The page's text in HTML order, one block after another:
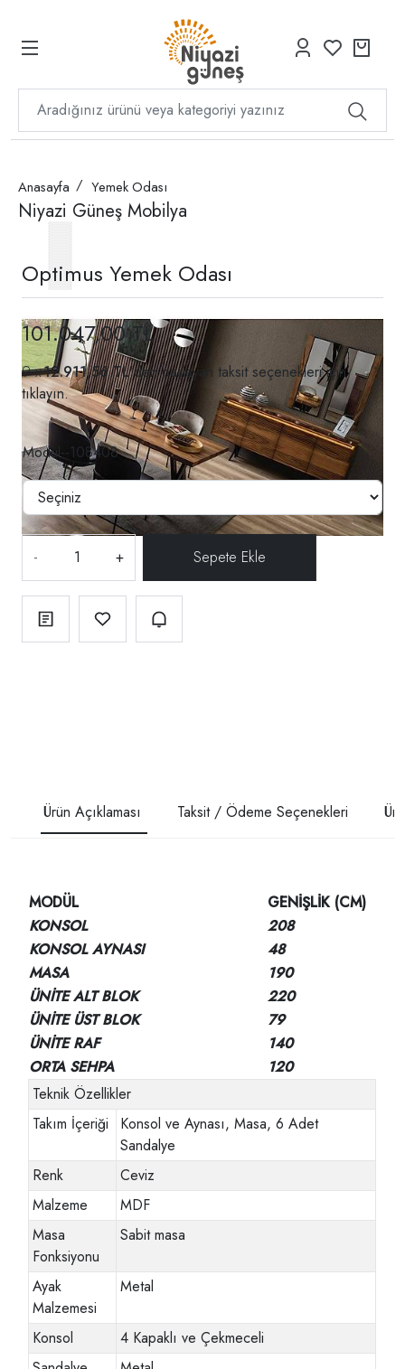
Anasayfa Yemek Odası
Niyazi Güneş Mobilya
Optimus Yemek Odası
101.047,00 TL
12.911,56 TL'den başlayan taksit seçenekleri için
tıklayın.
Modül--108408
- +
Ürün Açıklaması Taksit / Ödeme Seçenekleri
MODÜL
GENİŞLİK (CM)
KONSOL
208
KONSOL AYNASI
48
MASA
190
ÜNİTE ALT BLOK
220
ÜNİTE ÜST BLOK
79
ÜNİTE RAF
140
ORTA SEHPA
120
Teknik Özellikler
Takım İçeriği
Konsol ve Aynası, Masa, 6 Adet
Sandalye
Renk
Ceviz
Malzeme
MDF
Masa
Fonksiyonu
Sabit masa
Ayak
Malzemesi
Metal
Konsol
4 Kapaklı ve Çekmeceli